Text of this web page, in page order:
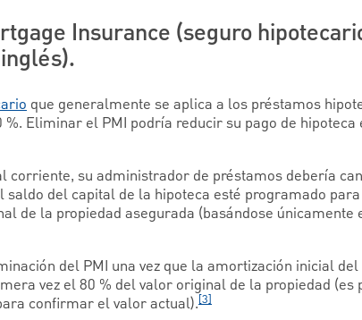
Insurance (seguro
que generalmente se aplica a los préstamos
Eliminar el PMI podría reducir su pago de hipoteca
corriente, su administrador de préstamos debería
saldo del capital de la hipoteca esté programado
de la propiedad asegurada (basándose únicamente
del PMI una vez que la amortización inicial
vez el 80 % del valor original de la propiedad (es
confirmar el valor actual).[3]